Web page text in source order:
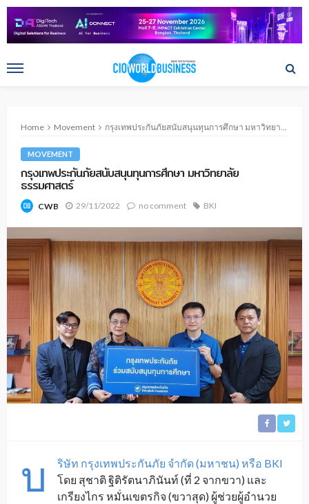
Home Movement กรุงเทพประกันภัยสนับสนุนทุนการศึกษา มหาวิทยาลัยธรรมศาสตร์
MOVEMENT
กรุงเทพประกันภัยสนับสนุนทุนการศึกษา มหาวิทยาลัย
ธรรมศาสตร์
CWB 29/11/2022 no comment BKI
บ
ริษัท กรุงเทพประกันภัย จำกัด (มหาชน) หรือ BKI
โดย สุชาติ ฐิติรัตนาภินันท์ (ที่ 2 จากขวา) และ
เกรียงไกร หมั่นเขตรกิจ (ขวาสุด) ผู้ช่วยผู้อำนวย